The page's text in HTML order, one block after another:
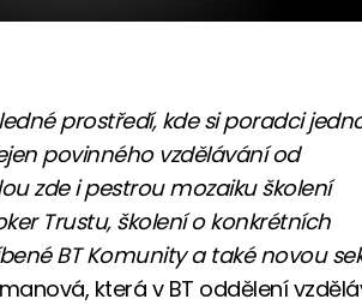
prostředí, kde si poradci
povinného vzdělávání od
zde i pestrou mozaiku školení
Trustu, školení o konkrétních
BT Komunity a také novou
která v BT oddělení